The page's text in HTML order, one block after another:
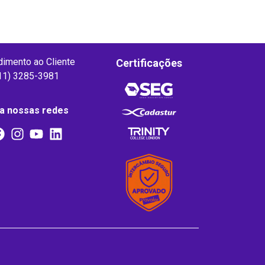
ao Cliente
3285-3981
nossas redes
Certificações